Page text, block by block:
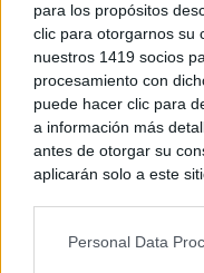
para los propósitos
clic para otorgarnos su
nuestros 1419 socios
procesamiento con
puede hacer clic para
a información más
antes de otorgar su
aplicarán solo a este
rechazar tal
Personal Data
TOLEDO
TOLEDO
05/